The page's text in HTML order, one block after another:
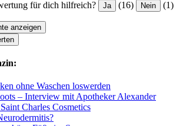
für dich hilfreich? Ja (16) Nein (1)
anzeigen
ohne Waschen loswerden
– Interview mit Apotheker Alexander
Charles Cosmetics